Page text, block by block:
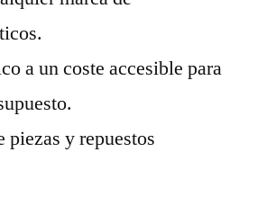
a un coste accesible para
piezas y repuestos